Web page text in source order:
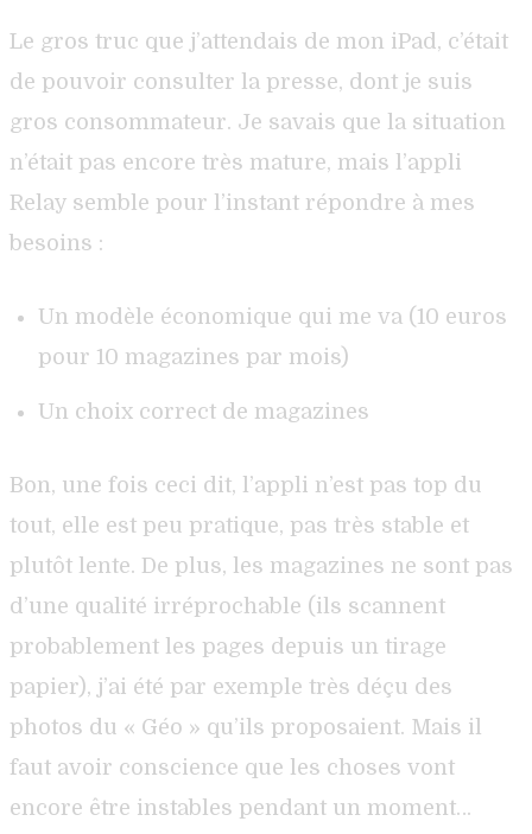
Le gros truc que j’attendais de mon iPad, c’était
de pouvoir consulter la presse, dont je suis
gros consommateur. Je savais que la situation
n’était pas encore très mature, mais l’appli
Relay semble pour l’instant répondre à mes
besoins :
Un modèle économique qui me va (10 euros
pour 10 magazines par mois)
Un choix correct de magazines
Bon, une fois ceci dit, l’appli n’est pas top du
tout, elle est peu pratique, pas très stable et
plutôt lente. De plus, les magazines ne sont pas
d’une qualité irréprochable (ils scannent
probablement les pages depuis un tirage
papier), j’ai été par exemple très déçu des
photos du « Géo » qu’ils proposaient. Mais il
faut avoir conscience que les choses vont
encore être instables pendant un moment…